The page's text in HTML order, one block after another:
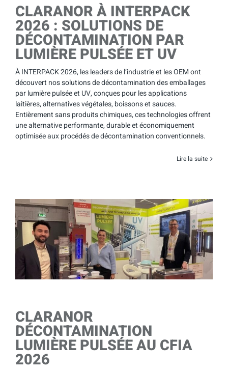
CLARANOR À INTERPACK
2026 : SOLUTIONS DE
DÉCONTAMINATION PAR
LUMIÈRE PULSÉE ET UV
À INTERPACK 2026, les leaders de l’industrie et les OEM ont
découvert nos solutions de décontamination des emballages
par lumière pulsée et UV, conçues pour les applications
laitières, alternatives végétales, boissons et sauces.
Entièrement sans produits chimiques, ces technologies offrent
une alternative performante, durable et économiquement
optimisée aux procédés de décontamination conventionnels.
Lire la suite
CLARANOR
DÉCONTAMINATION
LUMIÈRE PULSÉE AU CFIA
2026